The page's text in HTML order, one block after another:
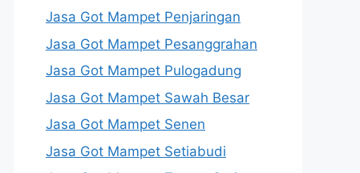
Jasa Got Mampet Penjaringan
Jasa Got Mampet Pesanggrahan
Jasa Got Mampet Pulogadung
Jasa Got Mampet Sawah Besar
Jasa Got Mampet Senen
Jasa Got Mampet Setiabudi